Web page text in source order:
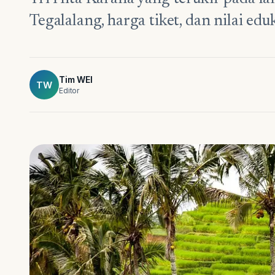
Tegalalang, harga tiket, dan nilai
TW Tim WEI
Editor